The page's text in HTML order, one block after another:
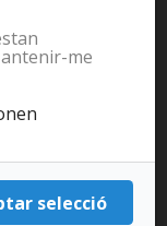
es descriuen
me